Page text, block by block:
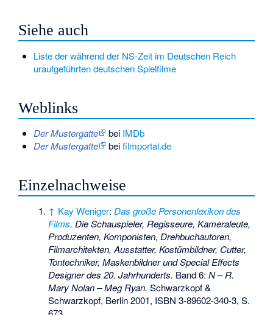
Siehe auch
Liste der während der NS-Zeit im Deutschen Reich
uraufgeführten deutschen Spielfilme
Weblinks
Der Mustergatte bei IMDb
Der Mustergatte
beifilmportal.de
Einzelnachweise
↑ Kay Weniger:Das große Personenlexikon des
Films. Die Schauspieler, Regisseure, Kameraleute,
Produzenten, Komponisten, Drehbuchautoren,
Filmarchitekten, Ausstatter, Kostümbildner, Cutter,
Tontechniker, Maskenbildner und Special Effects
Designer des 20. Jahrhunderts. Band 6:N – R.
Mary Nolan – Meg Ryan. Schwarzkopf &
Schwarzkopf, Berlin 2001, ISBN 3-89602-340-3, S.